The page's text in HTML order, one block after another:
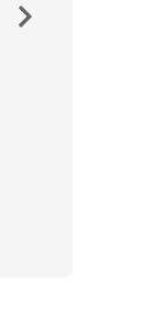
Venado Tuerto